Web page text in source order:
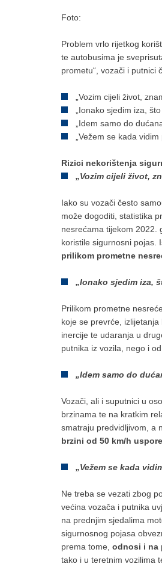
Foto:
Problem vrlo rijetkog
te autobusima je
prometu“, vozači i putnici
„Vozim cijeli život,
„Ionako sjedim iza,
„Idem samo do
„Vežem se kada
Rizici nekorištenja
„Vozim cijeli život,
Iako su vozači često
može dogoditi, statistika
nesrećama tijekom 2022.
koristile sigurnosni pojas.
prilikom prometne
„Ionako sjedim iza,
Prilikom prometne
koje se prevrće,
inercije te udaranja u
putnika iz vozila, nego i
„Idem samo do
Vozači, ali i suputnici u
brzinama te na kratkim
smatraju predvidljivom, a
brzini od 50 km/h
„Vežem se kada
Ne treba se vezati zbog
većina vozača i putnika
na prednjim sjedalima
sigurnosnog pojasa
prema tome, odnosi i na
tako i u teretnim vozilima